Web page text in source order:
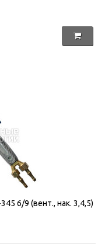
6/9 (вент., нак. 3,4,5)